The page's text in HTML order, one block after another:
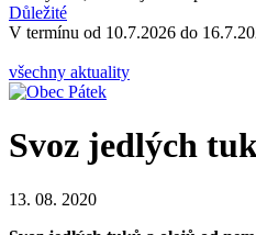
Důležité
V termínu od 10.7.2026 do
všechny aktuality
Svoz jedlých
13. 08. 2020